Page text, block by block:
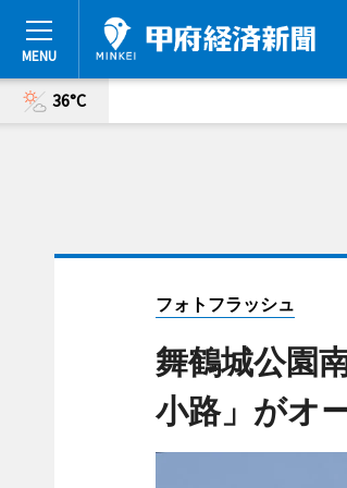
36°C
フォトフラッシュ
舞鶴城公園
小路」がオ